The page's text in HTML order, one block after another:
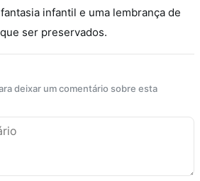
infantil e uma lembrança de
ser preservados.
deixar um comentário sobre esta